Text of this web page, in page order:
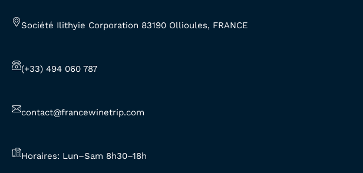
Société Ilithyie Corporation 83190 Ollioules, FRANCE
(+33) 494 060 787
contact@francewinetrip.com
Horaires: Lun–Sam 8h30–18h